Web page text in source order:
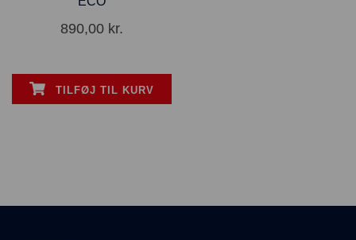
890,00 kr.
TILFØJ TIL KURV